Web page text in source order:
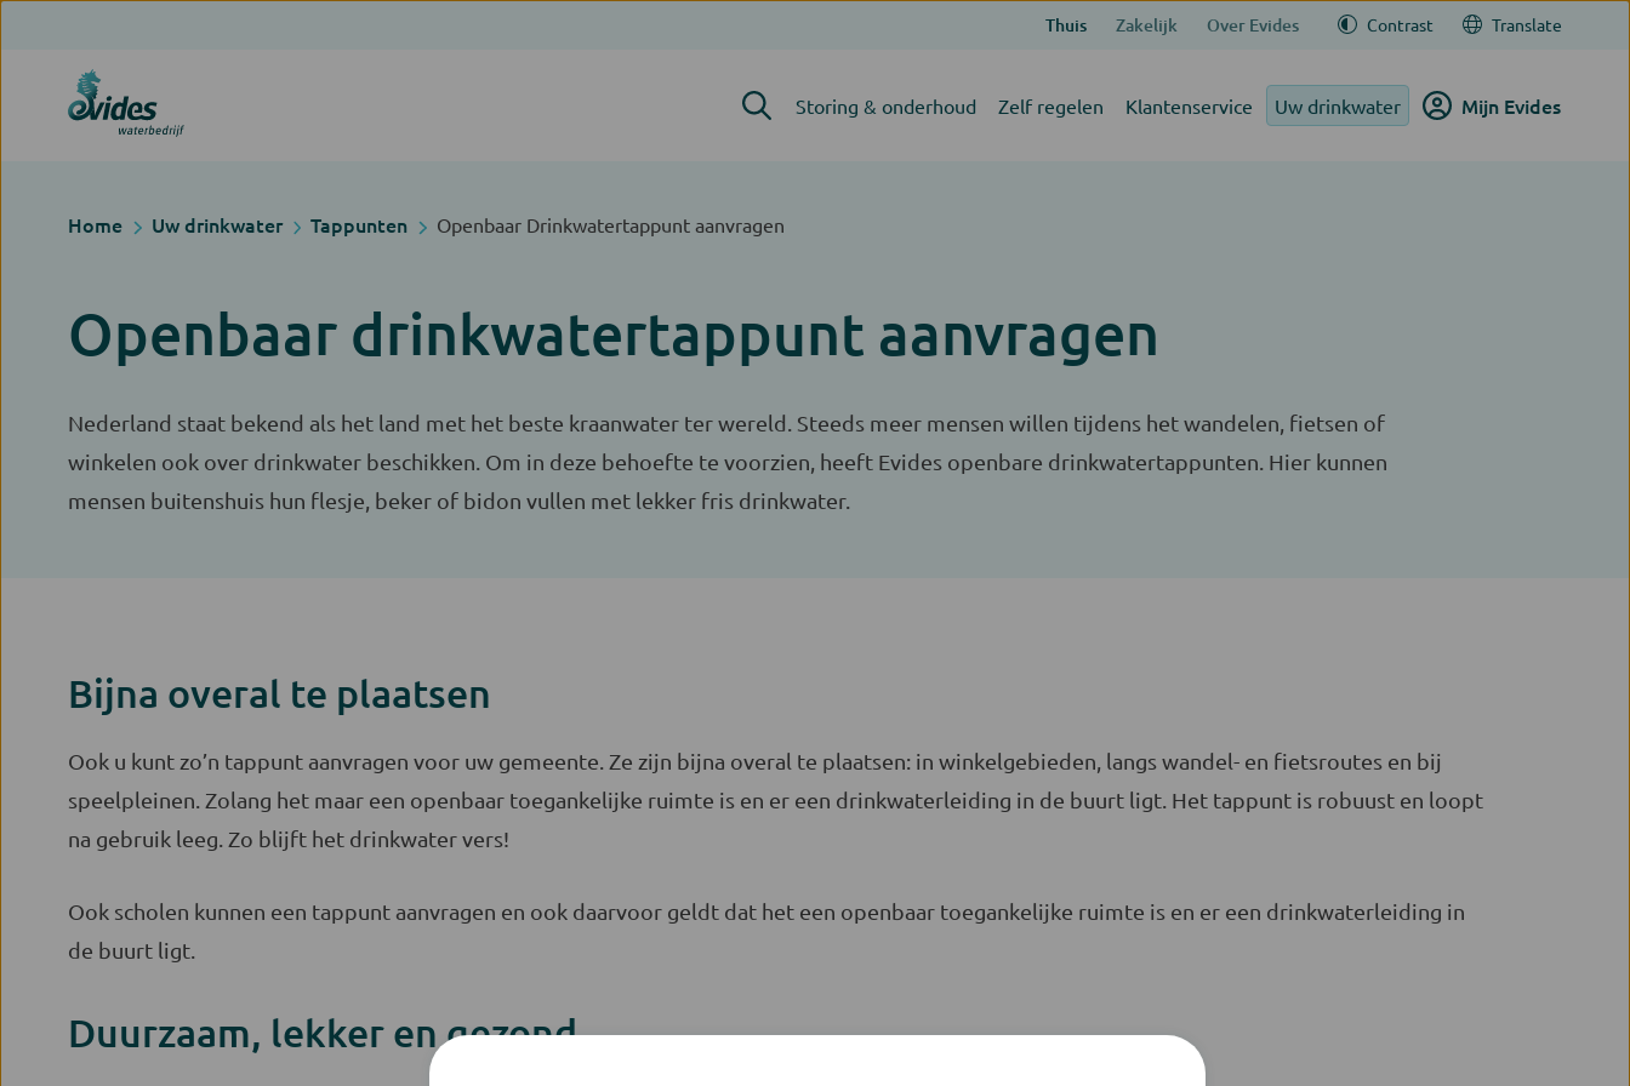
Thuis Zakelijk Over Evides Contrast Translate
Storing & onderhoud Zelf regelen Klantenservice Uw drinkwater Mijn Evides
Home Uw drinkwater Tappunten Openbaar Drinkwatertappunt aanvragen
Openbaar drinkwatertappunt aanvragen
Nederland staat bekend als het land met het beste kraanwater ter wereld. Steeds meer mensen willen tijdens het wandelen, fietsen of
winkelen ook over drinkwater beschikken. Om in deze behoefte te voorzien, heeft Evides openbare drinkwatertappunten. Hier kunnen
mensen buitenshuis hun flesje, beker of bidon vullen met lekker fris drinkwater.
Bijna overal te plaatsen
Ook u kunt zo’n tappunt aanvragen voor uw gemeente. Ze zijn bijna overal te plaatsen: in winkelgebieden, langs wandel- en fietsroutes en bij
speelpleinen. Zolang het maar een openbaar toegankelijke ruimte is en er een drinkwaterleiding in de buurt ligt. Het tappunt is robuust en loopt
na gebruik leeg. Zo blijft het drinkwater vers!
Ook scholen kunnen een tappunt aanvragen en ook daarvoor geldt dat het een openbaar toegankelijke ruimte is en er een drinkwaterleiding in
de buurt ligt.
Duurzaam, lekker en gezond